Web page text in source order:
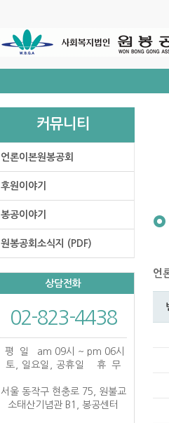
커뮤니티
언론이본원봉공회
후원이야기
봉공이야기
원봉공회소식지 (PDF)
상담전화
02-823-4438
평 일
am 09시 ~ pm 06시
토, 일요일, 공휴일 휴 무
서울 동작구 현충로 75, 원불교
소태산기념관 B1, 봉공센터
언